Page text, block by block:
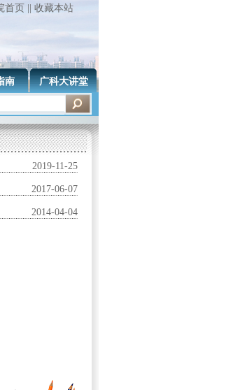
首页 收藏本站
南 广科大讲堂
2019-11-25
2017-06-07
2014-04-04